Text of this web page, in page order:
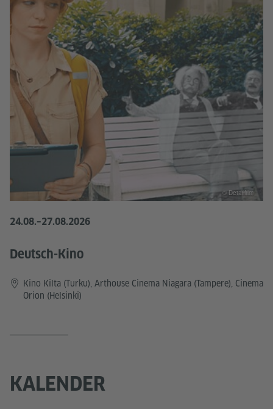
24.08.–27.08.2026
Deutsch-Kino
Kino Kilta (Turku), Arthouse Cinema Niagara (Tampere), Cinema
Orion (Helsinki)
© Detailfilm
KALENDER